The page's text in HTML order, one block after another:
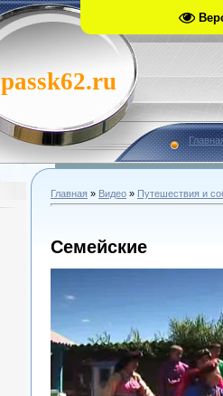
Главная » Видео » Путешествия и
Семейские